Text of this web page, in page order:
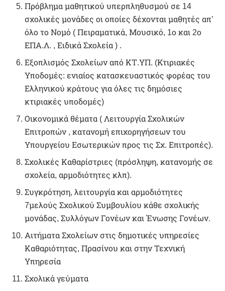
Πρόβλημα μαθητικού υπερπληθυσμού σε 14
σχολικές μονάδες οι οποίες δέχονται μαθητές απ’
όλο το Νομό ( Πειραματικά, Μουσικό, 1ο και 2ο
ΕΠΑ.Λ. , Ειδικά Σχολεία ) .
Εξοπλισμός Σχολείων από ΚΤ.ΥΠ. (Κτιριακές
Υποδομές: ενιαίος κατασκευαστικός φορέας του
Ελληνικού κράτους για όλες τις δημόσιες
κτιριακές υποδομές)
Οικονομικά θέματα ( Λειτουργία Σχολικών
Επιτροπών , κατανομή επιχορηγήσεων του
Υπουργείου Εσωτερικών προς τις Σχ. Επιτροπές).
Σχολικές Καθαρίστριες (πρόσληψη, κατανομής σε
σχολεία, αρμοδιότητες κλπ).
Συγκρότηση, λειτουργία και αρμοδιότητες
7μελούς Σχολικού Συμβουλίου κάθε σχολικής
μονάδας, Συλλόγων Γονέων και Ένωσης Γονέων.
Αιτήματα Σχολείων στις δημοτικές υπηρεσίες
Καθαριότητας, Πρασίνου και στην Τεχνική
Υπηρεσία
Σχολικά γεύματα